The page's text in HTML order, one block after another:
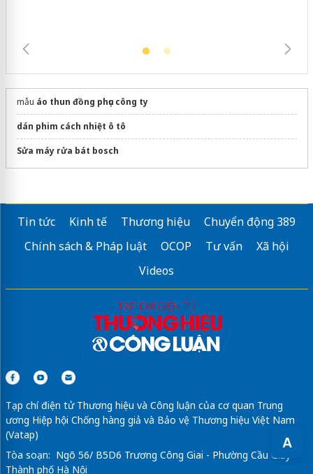
A
mẫu áo thun đồng phục công ty
dán phim cách nhiệt ô tô
Sửa máy rửa bát bosch
Tin tức Kinh tế Thương hiệu
Chuyển động 389
Chính sách & Pháp luật
OCOP Tư vấn
Xã hội
Videos
Tạp chí điện tử Thương hiệu và Công luận của cơ quan Trung
ương Hiệp hội Chống hàng giả và Bảo vệ Thương hiệu Việt Nam
(Vatap)
Tòa soạn: Ngõ 56/ B5D6 Trương Công Giai - Phường Cầu Giấy -
Thành phố Hà Nội